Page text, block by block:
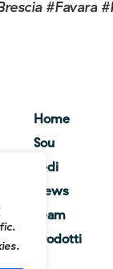
#Favara
Home
Sou
Sedi
News
Team
Prodotti